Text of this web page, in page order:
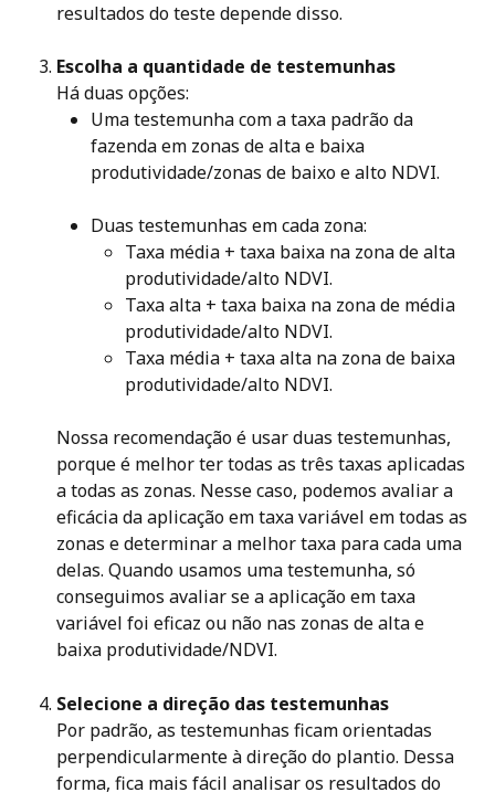
resultados do teste depende disso.
Escolha a quantidade de testemunhas
Há duas opções:
Uma testemunha com a taxa padrão da
fazenda em zonas de alta e baixa
produtividade/zonas de baixo e alto NDVI.
Duas testemunhas em cada zona:
Taxa média + taxa baixa na zona de alta
produtividade/alto NDVI.
Taxa alta + taxa baixa na zona de média
produtividade/alto NDVI.
Taxa média + taxa alta na zona de baixa
produtividade/alto NDVI.
Nossa recomendação é usar duas testemunhas,
porque é melhor ter todas as três taxas aplicadas
a todas as zonas. Nesse caso, podemos avaliar a
eficácia da aplicação em taxa variável em todas as
zonas e determinar a melhor taxa para cada uma
delas. Quando usamos uma testemunha, só
conseguimos avaliar se a aplicação em taxa
variável foi eficaz ou não nas zonas de alta e
baixa produtividade/NDVI.
Selecione a direção das testemunhas
Por padrão, as testemunhas ficam orientadas
perpendicularmente à direção do plantio. Dessa
forma, fica mais fácil analisar os resultados do